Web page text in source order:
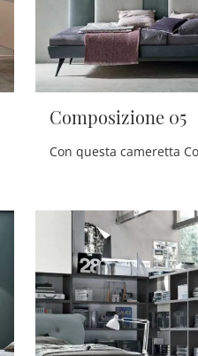
Composizione 05